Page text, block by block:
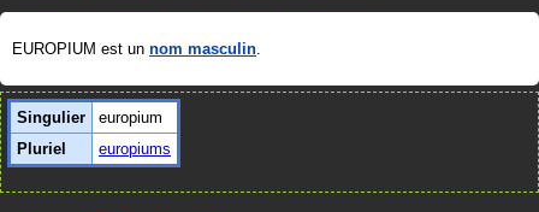
EUROPIUM est un nom masculin.
Singulier
europium
Pluriel
europiums